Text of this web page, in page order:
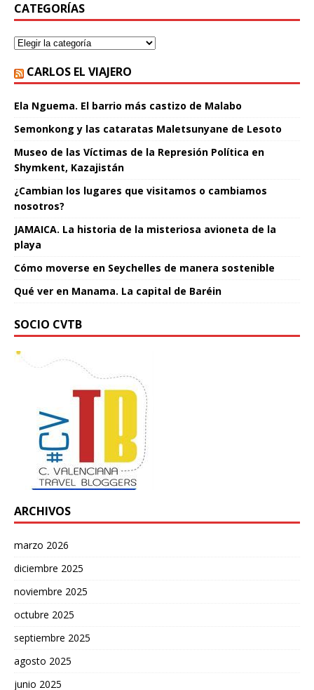
CATEGORÍAS
CARLOS EL VIAJERO
Ela Nguema. El barrio más castizo de Malabo
Semonkong y las cataratas Maletsunyane de Lesoto
Museo de las Víctimas de la Represión Política en
Shymkent, Kazajistán
¿Cambian los lugares que visitamos o cambiamos
nosotros?
JAMAICA. La historia de la misteriosa avioneta de la
playa
Cómo moverse en Seychelles de manera sostenible
Qué ver en Manama. La capital de Baréin
SOCIO CVTB
ARCHIVOS
marzo 2026
diciembre 2025
noviembre 2025
octubre 2025
septiembre 2025
agosto 2025
junio 2025